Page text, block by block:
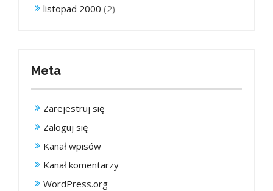
listopad 2000 (2)
Meta
Zarejestruj się
Zaloguj się
Kanał wpisów
Kanał komentarzy
WordPress.org